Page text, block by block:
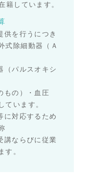
籍しています。
供を行うにつき
式除細動器（Ａ
（パルスオキシ
もの）・血圧
ています。
に対応するため
講ならびに従業
す。